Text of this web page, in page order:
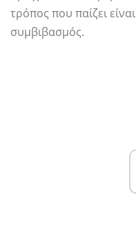
τρόπος που παίζει
συμβιβασμός.